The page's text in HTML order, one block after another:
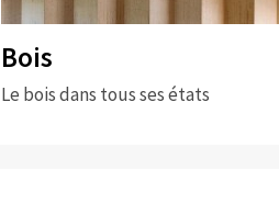
Bois
Le bois dans tous ses états